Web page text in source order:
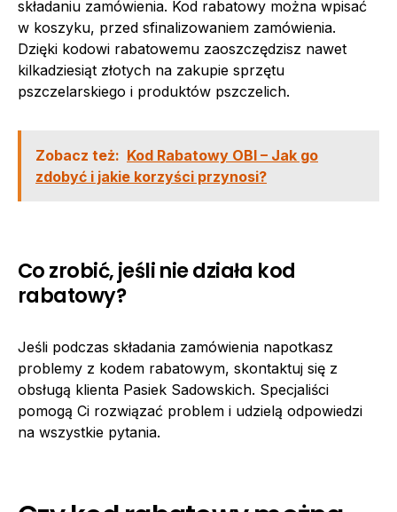
składaniu zamówienia. Kod rabatowy można wpisać
w koszyku, przed sfinalizowaniem zamówienia.
Dzięki kodowi rabatowemu zaoszczędzisz nawet
kilkadziesiąt złotych na zakupie sprzętu
pszczelarskiego i produktów pszczelich.
Zobacz też: Kod Rabatowy OBI – Jak go
zdobyć i jakie korzyści przynosi?
Co zrobić, jeśli nie działa kod
rabatowy?
Jeśli podczas składania zamówienia napotkasz
problemy z kodem rabatowym, skontaktuj się z
obsługą klienta Pasiek Sadowskich. Specjaliści
pomogą Ci rozwiązać problem i udzielą odpowiedzi
na wszystkie pytania.